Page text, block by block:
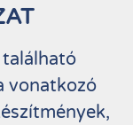
vonatkozó